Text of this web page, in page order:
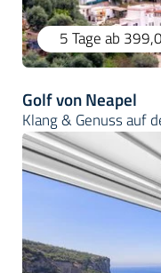
5 Tageab
Golf von Neapel
Klang & Genuss auf